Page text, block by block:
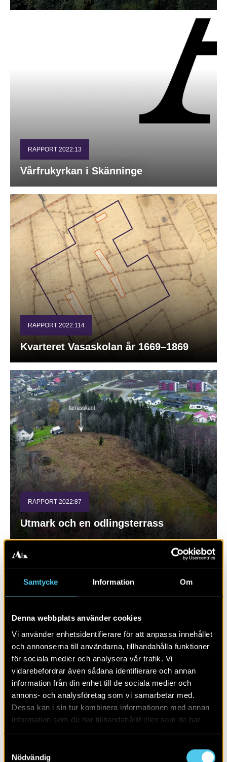
Samtycke Information Om
Denna webbplats använder cookies
Vi använder enhetsidentifierare för att anpassa innehållet
och annonserna till användarna, tillhandahålla funktioner
för sociala medier och analysera vår trafik. Vi
vidarebefordrar även sådana identifierare och annan
information från din enhet till de sociala medier och
annons- och analysföretag som vi samarbetar med.
Dessa kan i sin tur kombinera informationen med annan
information som du har tillhandahållit eller som de har
Nödvändig
RAPPORT 2022:13
Vårfrukyrkan i Skänninge
RAPPORT 2022:114
Kvarteret Vasaskolan år 1669–1869
RAPPORT 2022:87
Utmark och en odlingsterrass
RAPPORT 2022:102
Äldre odling vid Gävle gamla fängelse